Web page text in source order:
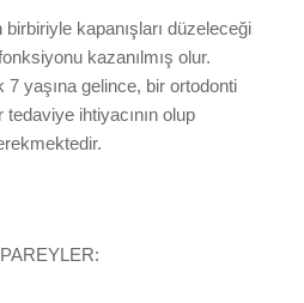
kapanışları düzeleceği
kazanılmış olur.
yaşına gelince, bir ortodonti
tedaviye ihtiyacının olup